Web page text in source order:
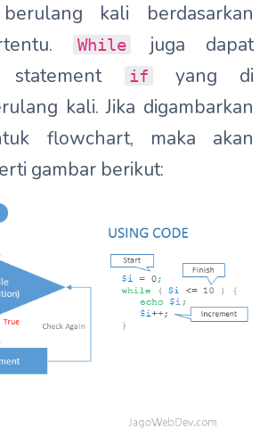
kali berdasarkan
While
juga dapat
statement
if
yang di
kali. Jika digambarkan
flowchart, maka akan
gambar berikut: